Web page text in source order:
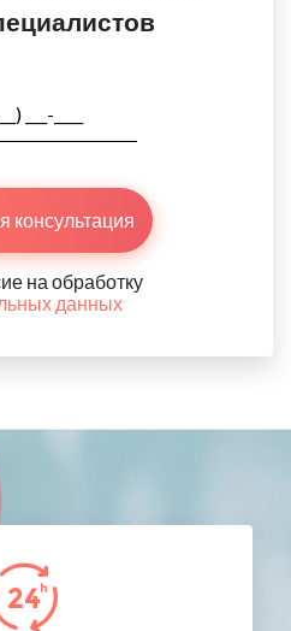
консультация
на обработку
данных